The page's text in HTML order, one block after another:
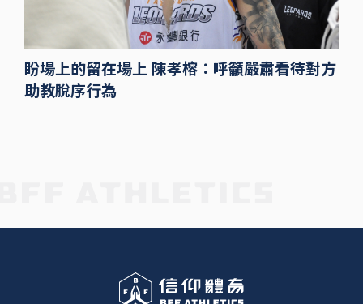
盼場上的留在場上 陳孝榕：呼籲嚴肅看待對方
助教脫序行為